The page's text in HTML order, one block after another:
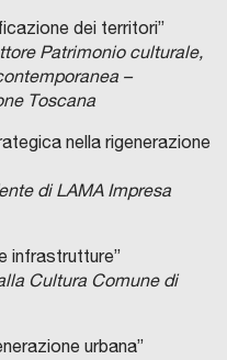
dei territori”
Patrimonio culturale,
–
Toscana
nella rigenerazione
di LAMA Impresa
infrastrutture”
Cultura Comune di
urbana”